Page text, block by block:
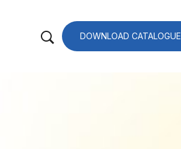
DOWNLOAD CATALOGUE